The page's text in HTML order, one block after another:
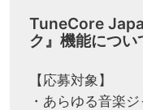
TuneCore
ク』機能につい
【応募対象】
・あらゆる音楽